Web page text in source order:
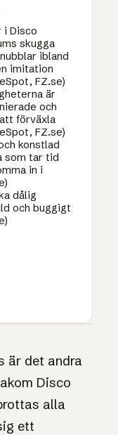
i Disco
skugga
ibland
imitation
FZ.se)
är
och
förväxla
FZ.se)
konstlad
som tar tid
in i
dålig
och buggigt
8 /10
är det andra
Disco
alla
ett